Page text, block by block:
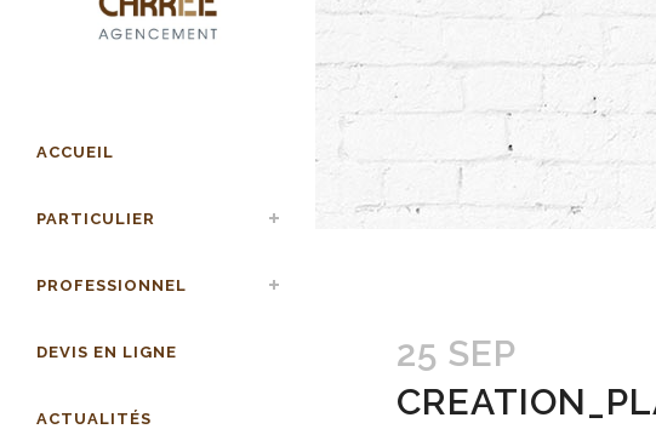
ACCUEIL
PARTICULIER
PROFESSIONNEL
DEVIS EN LIGNE
ACTUALITÉS
25 SEP